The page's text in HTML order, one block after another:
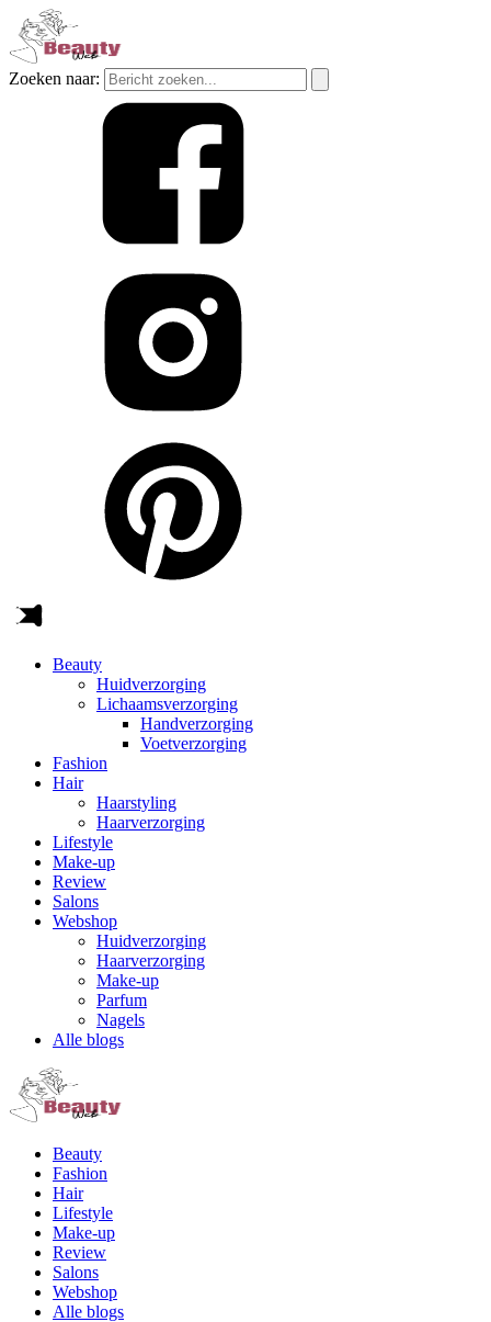
Zoeken naar:
Beauty
Huidverzorging
Lichaamsverzorging
Handverzorging
Voetverzorging
Fashion
Hair
Haarstyling
Haarverzorging
Lifestyle
Make-up
Review
Salons
Webshop
Huidverzorging
Haarverzorging
Make-up
Parfum
Nagels
Alle blogs
Beauty
Fashion
Hair
Lifestyle
Make-up
Review
Salons
Webshop
Alle blogs